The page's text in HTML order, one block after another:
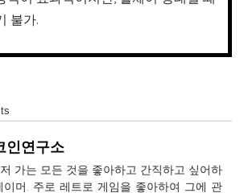
불가.
인연구소
가는 모든 것을 좋아하고 간직하고 싶어하
이머. 주로 레트로 게임을 좋아하여 그에 관